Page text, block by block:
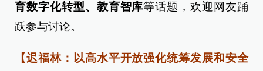
育数字化转型、教育智库等话题，欢迎网友踊
跃参与讨论。
【迟福林：以高水平开放强化统筹发展和安全